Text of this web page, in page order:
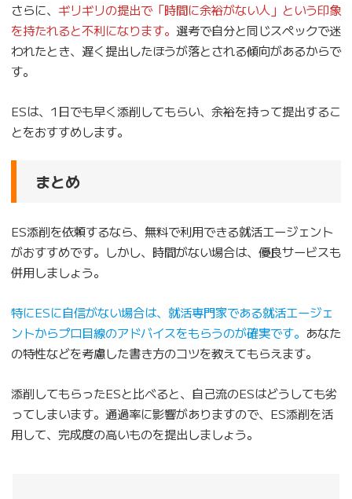
さらに、 ギリギリの提出で「時間に余裕がない人」という印象
を持たれると不利になります。 選考で自分と同じスペックで迷
われたとき、遅く提出したほうが落とされる傾向があるからで
す。
ESは、1日でも早く添削してもらい、余裕を持って提出するこ
とをおすすめします。
まとめ
ES添削を依頼するなら、無料で利用できる就活エージェント
がおすすめです。しかし、時間がない場合は、優良サービスも
併用しましょう。
特にESに自信がない場合は、就活専門家である就活エージェ
ントからプロ目線のアドバイスをもらうのが確実です。 あなた
の特性などを考慮した書き方のコツを教えてもらえます。
添削してもらったESと比べると、自己流のESはどうしても劣
ってしまいます。通過率に影響がありますので、ES添削を活
用して、完成度の高いものを提出しましょう。